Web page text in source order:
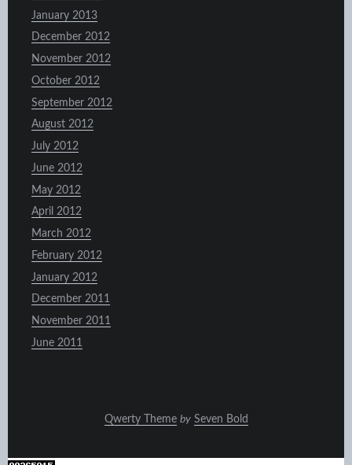
January 2013
December 2012
November 2012
October 2012
September 2012
August 2012
July 2012
June 2012
May 2012
April 2012
March 2012
February 2012
January 2012
December 2011
November 2011
June 2011
Qwerty Theme by Seven Bold